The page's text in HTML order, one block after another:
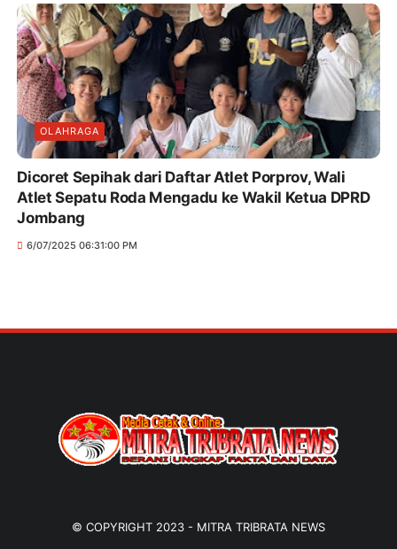
OLAHRAGA
Dicoret Sepihak dari Daftar Atlet Porprov, Wali
Atlet Sepatu Roda Mengadu ke Wakil Ketua DPRD
Jombang
6/07/2025 06:31:00 PM
© COPYRIGHT 2023 - MITRA TRIBRATA NEWS